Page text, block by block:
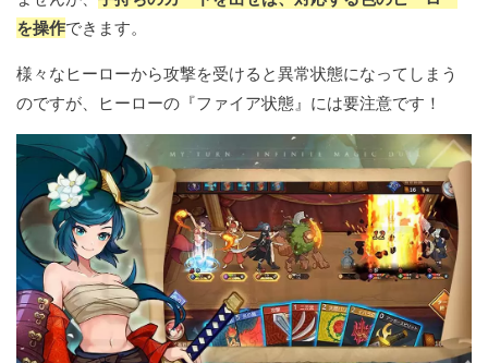
を操作できます。
様々なヒーローから攻撃を受けると異常状態になってしまう
のですが、ヒーローの『ファイア状態』には要注意です！